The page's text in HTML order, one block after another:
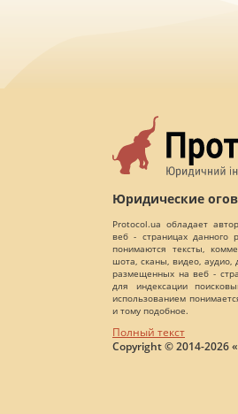
Юридические
Protocol.ua обладает
веб - страницах данного
понимаются тексты,
шота, сканы, видео, аудио,
размещенных на веб -
для индексации
использованием
и тому подобное.
Полный текст
Copyright © 2014-2026